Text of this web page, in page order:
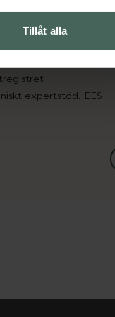
Tillåt alla
expertstöd, EES